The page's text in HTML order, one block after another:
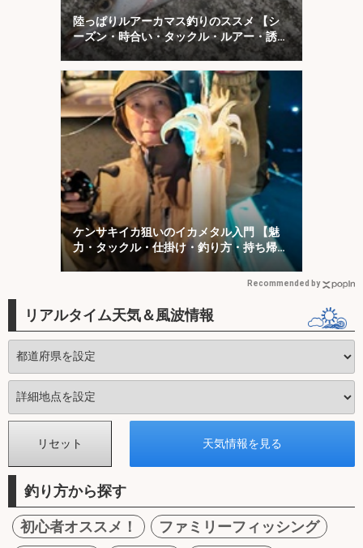
陸っぱりルアーカマス釣りのススメ 【シ
ーズン・時合い・タックル・ルアー・誘い
方を解説】
ケンサキイカ狙いのイカメタル入門 【魅
力・タックル・仕掛け・釣り方・持ち帰り
方を解説】
Recommended by
リアルタイム天気＆風波情報
釣り方から探す
初心者オススメ！
ファミリーフィッシング